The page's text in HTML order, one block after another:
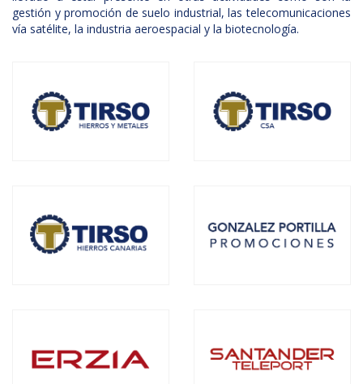
gestión y promoción de suelo industrial, las telecomunicaciones
vía satélite, la industria aeroespacial y la biotecnología.